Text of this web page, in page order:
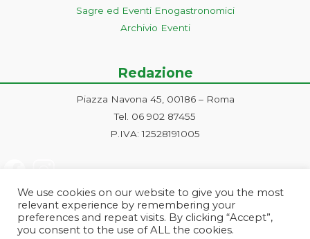
Sagre ed Eventi Enogastronomici
Archivio Eventi
Redazione
Piazza Navona 45, 00186 – Roma
Tel. 06 902 87455
P.IVA: 12528191005
We use cookies on our website to give you the most
relevant experience by remembering your
preferences and repeat visits. By clicking “Accept”,
you consent to the use of ALL the cookies.